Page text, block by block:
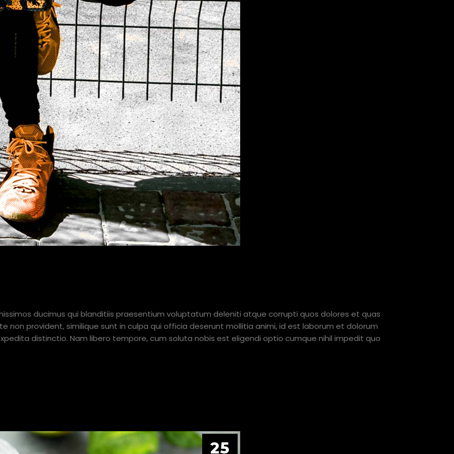
ducimus qui blanditiis praesentium voluptatum deleniti atque corrupti quos dolores et quas
provident, similique sunt in culpa qui officia deserunt mollitia animi, id est laborum et dolorum
distinctio. Nam libero tempore, cum soluta nobis est eligendi optio cumque nihil impedit quo
25